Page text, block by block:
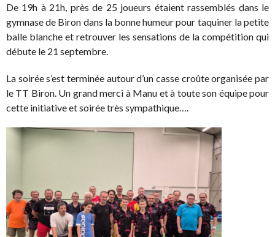
De 19h à 21h, près de 25 joueurs étaient rassemblés dans le
gymnase de Biron dans la bonne humeur pour taquiner la petite
balle blanche et retrouver les sensations de la compétition qui
débute le 21 septembre.
La soirée s’est terminée autour d’un casse croûte organisée par
le TT Biron. Un grand merci à Manu et à toute son équipe pour
cette initiative et soirée très sympathique….